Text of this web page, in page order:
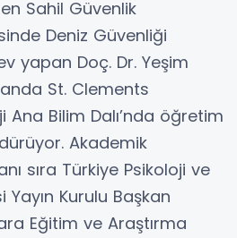
Sahil Güvenlik
Deniz Güvenliği
yapan Doç. Dr. Yeşim
St. Clements
Ana Bilim Dalı’nda öğretim
Akademik
sıra Türkiye Psikoloji ve
Yayın Kurulu Başkan
Eğitim ve Araştırma